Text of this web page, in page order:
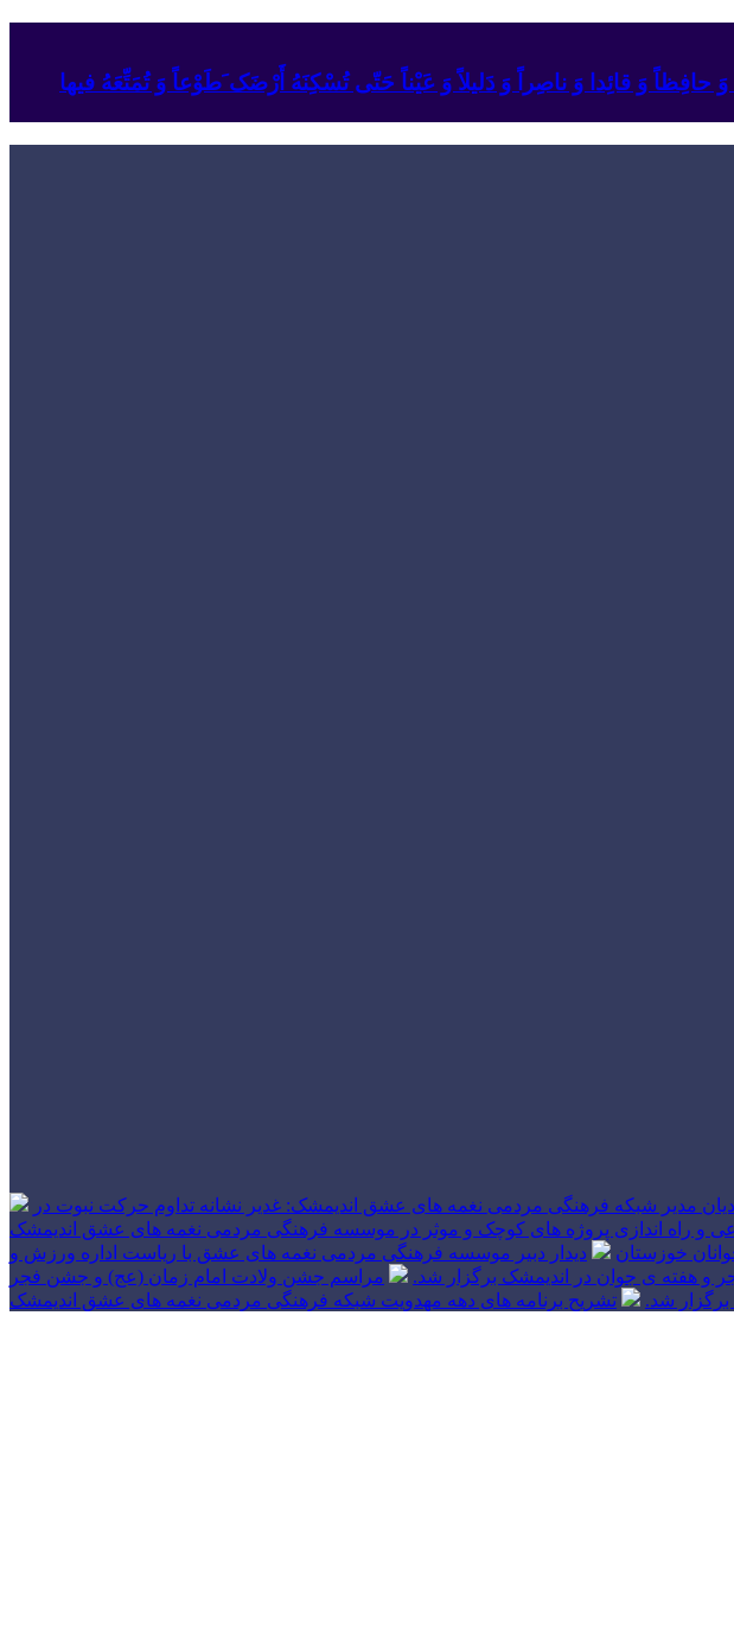
وَ قائِدا ‏وَ ناصِراً وَ دَلیلاً وَ عَیْناً حَتّى تُسْکِنَهُ أَرْضَک َطَوْعاً وَ تُمَتِّعَهُ فیها
مدیر شبکه فرهنگی مردمی نغمه های عشق اندیمشک: غدیر نشانه تداوم حرکت نبوت در
و راه اندازی پروژه های کوچک و موثر در موسسه فرهنگی مردمی نغمه های عشق اندیمشک
خوزستان
دیدار دبیر موسسه فرهنگی مردمی نغمه های عشق با ریاست اداره ورزش و
و هفته ی جوان در اندیمشک برگزار شد.
مراسم جشن ولادت امام زمان (عج) و جشن فجر
شد.
تشریح برنامه های دهه مهدویت شبکه فرهنگی مردمی نغمه های عشق اندیمشک